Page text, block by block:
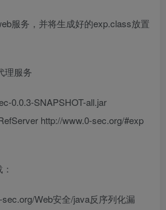
服务，并将生成好的exp.class放置
理服务
0.0.3-SNAPSHOT-all.jar
http://www.0-sec.org/#exp
Web安全/java反序列化漏